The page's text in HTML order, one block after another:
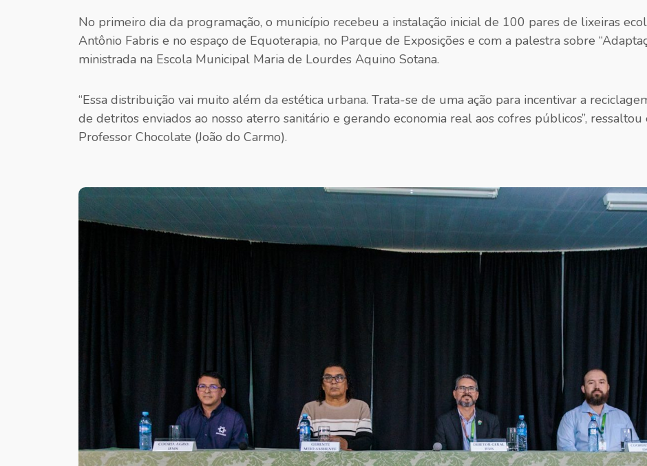
No primeiro dia da programação, o município recebeu a instalação inicial de 100 pares de lixeiras
Antônio Fabris e no espaço de Equoterapia, no Parque de Exposições e com a palestra sobre
ministrada na Escola Municipal Maria de Lourdes Aquino Sotana.
“Essa distribuição vai muito além da estética urbana. Trata-se de uma ação para incentivar a
de detritos enviados ao nosso aterro sanitário e gerando economia real aos cofres públicos”,
Professor Chocolate (João do Carmo).